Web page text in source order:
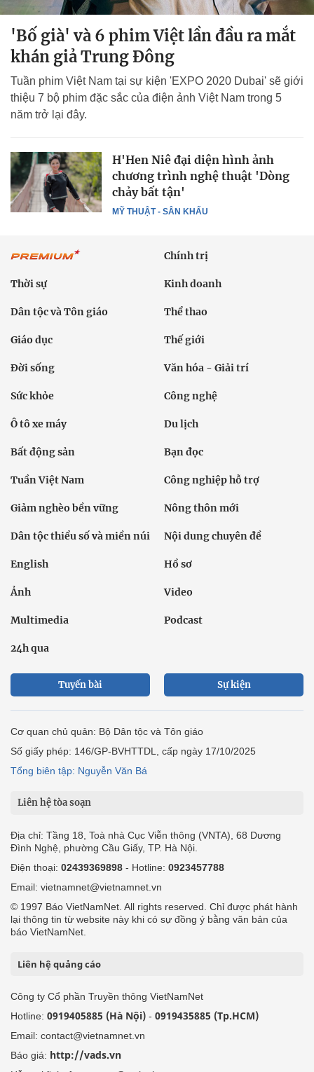
'Bố già' và 6 phim Việt lần đầu ra mắt
khán giả Trung Đông
Tuần phim Việt Nam tại sự kiện 'EXPO 2020 Dubai' sẽ giới
thiệu 7 bộ phim đặc sắc của điện ảnh Việt Nam trong 5
năm trở lại đây.
MỸ THUẬT - SÂN KHẤU
H'Hen Niê đại diện hình ảnh
chương trình nghệ thuật 'Dòng
chảy bất tận'
Chính trị
Thời sự Kinh doanh
Dân tộc và Tôn giáo Thể thao
Giáo dục Thế giới
Đời sống Văn hóa - Giải trí
Sức khỏe Công nghệ
Ô tô xe máy Du lịch
Bất động sản Bạn đọc
Tuần Việt Nam Công nghiệp hỗ trợ
Giảm nghèo bền vững Nông thôn mới
Dân tộc thiểu số và miền núi Nội dung chuyên đề
English Hồ sơ
Ảnh Video
Multimedia Podcast
24h qua
Tuyến bài Sự kiện
Cơ quan chủ quản: Bộ Dân tộc và Tôn giáo
Số giấy phép: 146/GP-BVHTTDL, cấp ngày 17/10/2025
Tổng biên tập: Nguyễn Văn Bá
Liên hệ tòa soạn
Địa chỉ: Tầng 18, Toà nhà Cục Viễn thông (VNTA), 68 Dương
Đình Nghệ, phường Cầu Giấy, TP. Hà Nội.
Điện thoại: 02439369898 - Hotline: 0923457788
Email: vietnamnet@vietnamnet.vn
© 1997 Báo VietNamNet. All rights reserved. Chỉ được phát hành
lại thông tin từ website này khi có sự đồng ý bằng văn bản của
báo VietNamNet.
Liên hệ quảng cáo
Công ty Cổ phần Truyền thông VietNamNet
Hotline: 0919405885 (Hà Nội) - 0919435885 (Tp.HCM)
Email: contact@vietnamnet.vn
Báo giá: http://vads.vn